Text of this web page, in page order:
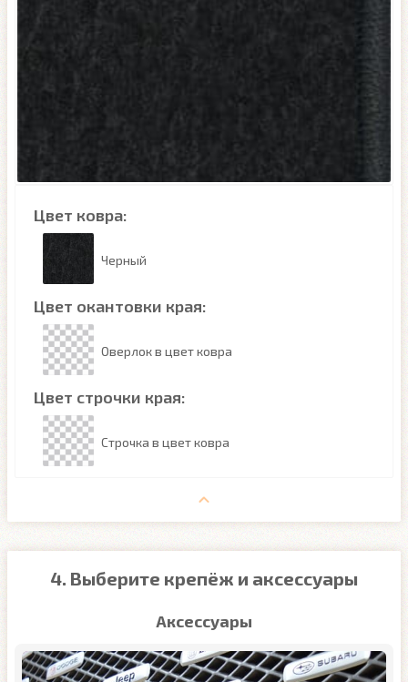
Цвет ковра:
Черный
Цвет окантовки края:
Оверлок в цвет ковра
Цвет строчки края:
Строчка в цвет ковра
4. Выберите крепёж и аксессуары
Аксессуары